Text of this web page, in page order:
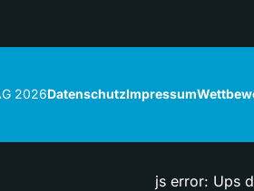
2026DatenschutzImpressum
js error: Ups